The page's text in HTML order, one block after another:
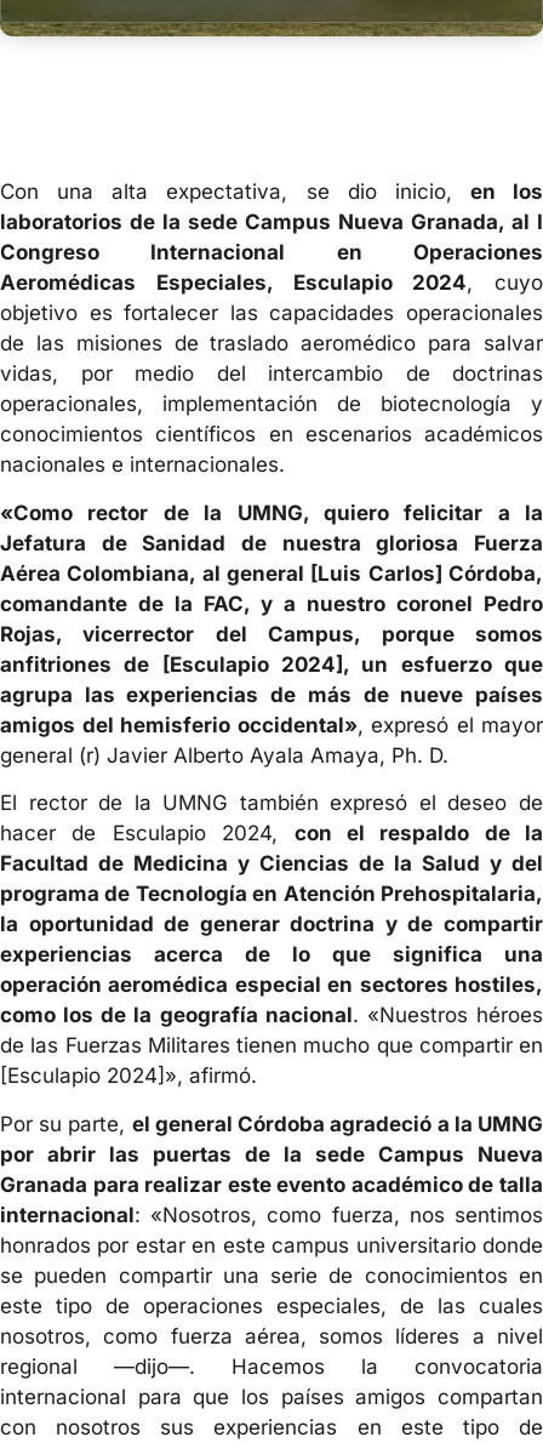
Con una alta expectativa, se dio inicio, en los
laboratorios de la sede Campus Nueva Granada, al I
Congreso Internacional en Operaciones
Aeromédicas Especiales, Esculapio 2024, cuyo
objetivo es fortalecer las capacidades operacionales
de las misiones de traslado aeromédico para salvar
vidas, por medio del intercambio de doctrinas
operacionales, implementación de biotecnología y
conocimientos científicos en escenarios académicos
nacionales e internacionales.
«Como rector de la UMNG, quiero felicitar a la
Jefatura de Sanidad de nuestra gloriosa Fuerza
Aérea Colombiana, al general [Luis Carlos] Córdoba,
comandante de la FAC, y a nuestro coronel Pedro
Rojas, vicerrector del Campus, porque somos
anfitriones de [Esculapio 2024], un esfuerzo que
agrupa las experiencias de más de nueve países
amigos del hemisferio occidental», expresó el mayor
general (r) Javier Alberto Ayala Amaya, Ph. D.
El rector de la UMNG también expresó el deseo de
hacer de Esculapio 2024, con el respaldo de la
Facultad de Medicina y Ciencias de la Salud y del
programa de Tecnología en Atención Prehospitalaria,
la oportunidad de generar doctrina y de compartir
experiencias acerca de lo que significa una
operación aeromédica especial en sectores hostiles,
como los de la geografía nacional. «Nuestros héroes
de las Fuerzas Militares tienen mucho que compartir en
[Esculapio 2024]», afirmó.
Por su parte, el general Córdoba agradeció a la UMNG
por abrir las puertas de la sede Campus Nueva
Granada para realizar este evento académico de talla
internacional: «Nosotros, como fuerza, nos sentimos
honrados por estar en este campus universitario donde
se pueden compartir una serie de conocimientos en
este tipo de operaciones especiales, de las cuales
nosotros, como fuerza aérea, somos líderes a nivel
regional —dijo—. Hacemos la convocatoria
internacional para que los países amigos compartan
con nosotros sus experiencias en este tipo de